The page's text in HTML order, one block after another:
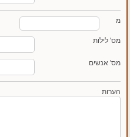
מ
מס' לילות
מס' אנשים
הערות